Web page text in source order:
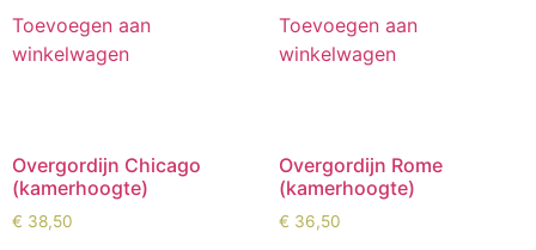
Toevoegen aan
winkelwagen
Toevoegen aan
winkelwagen
Overgordijn Chicago
(kamerhoogte)
€ 38,50
Overgordijn Rome
(kamerhoogte)
€ 36,50